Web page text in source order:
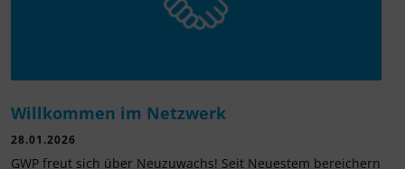
Willkommen im Netzwerk
28.01.2026
GWP freut sich über Neuzuwachs! Seit Neuestem bereichern